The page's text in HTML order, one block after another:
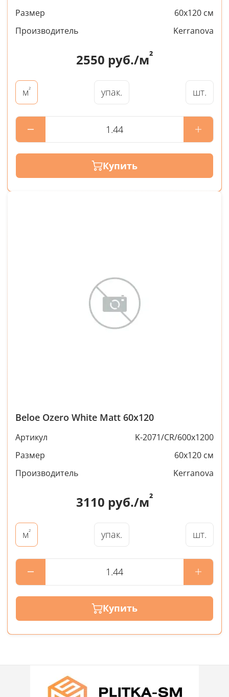
Размер
60x120 см
Производитель
Kerranova
2550 руб./м²
м² упак. шт.
Купить
Beloe Ozero White Matt 60x120
Артикул
K-2071/CR/600x1200
Размер
60x120 см
Производитель
Kerranova
3110 руб./м²
м² упак. шт.
Купить